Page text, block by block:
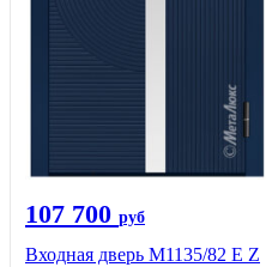
107 700 руб
Входная дверь М1135/82 Е Z